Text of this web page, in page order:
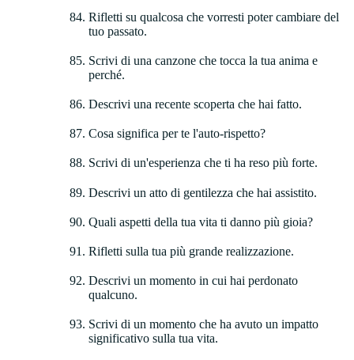
Rifletti su qualcosa che vorresti poter cambiare del
tuo passato.
Scrivi di una canzone che tocca la tua anima e
perché.
Descrivi una recente scoperta che hai fatto.
Cosa significa per te l'auto-rispetto?
Scrivi di un'esperienza che ti ha reso più forte.
Descrivi un atto di gentilezza che hai assistito.
Quali aspetti della tua vita ti danno più gioia?
Rifletti sulla tua più grande realizzazione.
Descrivi un momento in cui hai perdonato
qualcuno.
Scrivi di un momento che ha avuto un impatto
significativo sulla tua vita.